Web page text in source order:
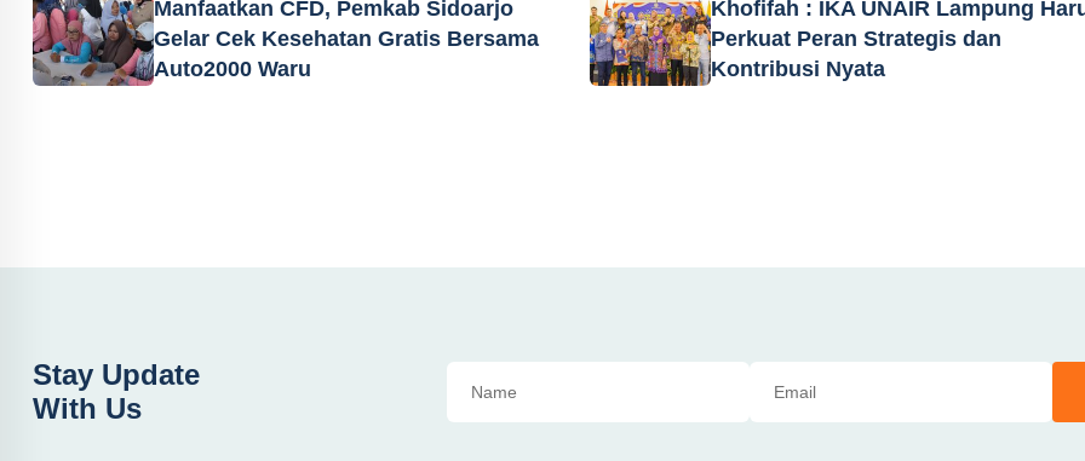
Manfaatkan CFD, Pemkab Sidoarjo
Gelar Cek Kesehatan Gratis Bersama
Auto2000 Waru
Khofifah : IKA UNAIR Lampung
Perkuat Peran Strategis dan
Kontribusi Nyata
Stay Update
With Us